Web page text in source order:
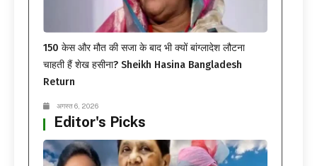
150 केस और मौत की सजा के बाद भी क्यों बांग्लादेश लौटना
चाहती हैं शेख हसीना? Sheikh Hasina Bangladesh
Return
अगस्त 6, 2026
Editor's Picks